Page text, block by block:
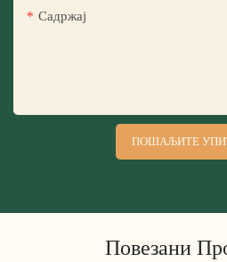
Садржај
ПОШАЉИТЕ
Повезани